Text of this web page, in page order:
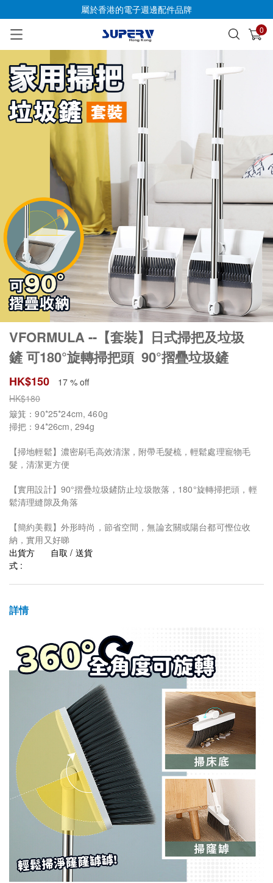
屬於香港的電子週邊配件品牌
0
已加入購物車 查看
VFORMULA --【套裝】日式掃把及垃圾
鏟 可180°旋轉掃把頭 90°摺疊垃圾鏟
HK$150
17 % off
HK$180
簸箕：90*25*24cm, 460g
掃把：94*26cm, 294g
【掃地輕鬆】濃密刷毛高效清潔，附帶毛髮梳，輕鬆處理寵物毛
髮，清潔更方便
【實用設計】90°摺疊垃圾鏟防止垃圾散落，180°旋轉掃把頭，輕
鬆清理縫隙及角落
【簡約美觀】外形時尚，節省空間，無論玄關或陽台都可慳位收
納，實用又好睇
出貨方
式 :
自取 / 送貨
詳情